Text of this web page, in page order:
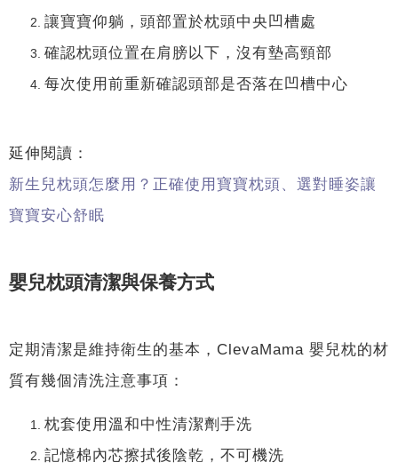
讓寶寶仰躺，頭部置於枕頭中央凹槽處
確認枕頭位置在肩膀以下，沒有墊高頸部
每次使用前重新確認頭部是否落在凹槽中心
延伸閱讀：
新生兒枕頭怎麼用？正確使用寶寶枕頭、選對睡姿讓
寶寶安心舒眠
嬰兒枕頭清潔與保養方式
定期清潔是維持衛生的基本，ClevaMama 嬰兒枕的材
質有幾個清洗注意事項：
枕套使用溫和中性清潔劑手洗
記憶棉內芯擦拭後陰乾，不可機洗